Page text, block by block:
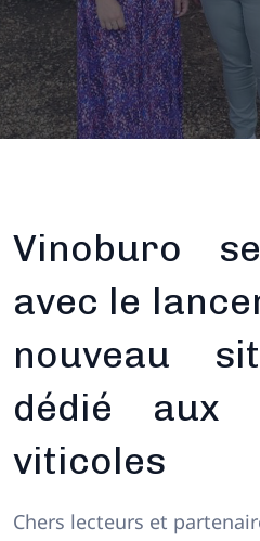
Vinoburo
avec le
nouveau
dédié aux
viticoles
Chers lecteurs et